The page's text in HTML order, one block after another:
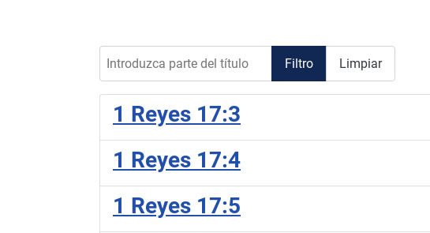
Filtro Limpiar
1 Reyes 17:3
1 Reyes 17:4
1 Reyes 17:5